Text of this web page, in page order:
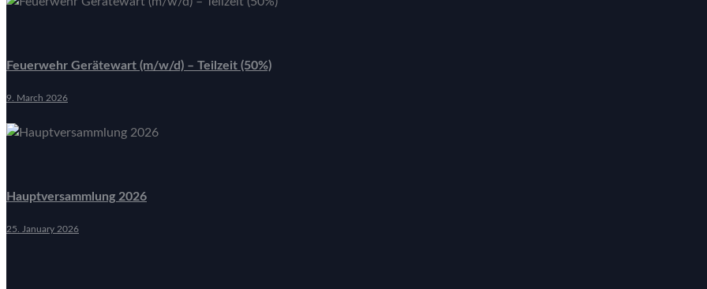
Feuerwehr Gerätewart (m/w/d) – Teilzeit (50%)
9. March 2026
Hauptversammlung 2026
25. January 2026